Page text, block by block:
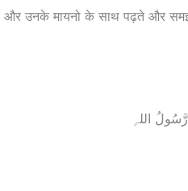
उनके मायनो के साथ पढ़ते और
رَّسُولُ اللہِ